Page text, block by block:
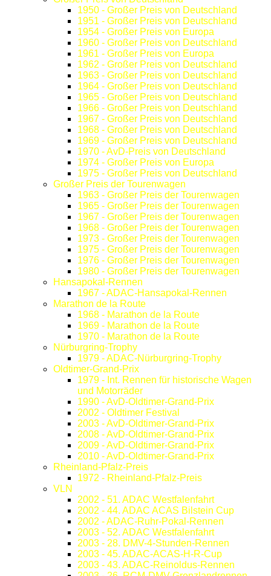
1950 - Großer Preis von Deutschland
1951 - Großer Preis von Deutschland
1954 - Großer Preis von Europa
1960 - Großer Preis von Deutschland
1961 - Großer Preis von Europa
1962 - Großer Preis von Deutschland
1963 - Großer Preis von Deutschland
1964 - Großer Preis von Deutschland
1965 - Großer Preis von Deutschland
1966 - Großer Preis von Deutschland
1967 - Großer Preis von Deutschland
1968 - Großer Preis von Deutschland
1969 - Großer Preis von Deutschland
1970 - AvD-Preis von Deutschland
1974 - Großer Preis von Europa
1975 - Großer Preis von Deutschland
Großer Preis der Tourenwagen
1963 - Großer Preis der Tourenwagen
1965 - Großer Preis der Tourenwagen
1967 - Großer Preis der Tourenwagen
1968 - Großer Preis der Tourenwagen
1973 - Großer Preis der Tourenwagen
1975 - Großer Preis der Tourenwagen
1976 - Großer Preis der Tourenwagen
1980 - Großer Preis der Tourenwagen
Hansapokal-Rennen
1967 - ADAC-Hansapokal-Rennen
Marathon de la Route
1968 - Marathon de la Route
1969 - Marathon de la Route
1970 - Marathon de la Route
Nürburgring-Trophy
1979 - ADAC-Nürburgring-Trophy
Oldtimer-Grand-Prix
1979 - Int. Rennen für historische Wagen
und Motorräder
1990 - AvD-Oldtimer-Grand-Prix
2002 - Oldtimer Festival
2003 - AvD-Oldtimer-Grand-Prix
2008 - AvD-Oldtimer-Grand-Prix
2009 - AvD-Oldtimer-Grand-Prix
2010 - AvD-Oldtimer-Grand-Prix
Rheinland-Pfalz-Preis
1972 - Rheinland-Pfalz-Preis
VLN
2002 - 51. ADAC Westfalenfahrt
2002 - 44. ADAC ACAS Bilstein Cup
2002 - ADAC-Ruhr-Pokal-Rennen
2003 - 52. ADAC Westfalenfahrt
2003 - 28. DMV-4-Stunden-Rennen
2003 - 45. ADAC-ACAS-H-R-Cup
2003 - 43. ADAC-Reinoldus-Rennen